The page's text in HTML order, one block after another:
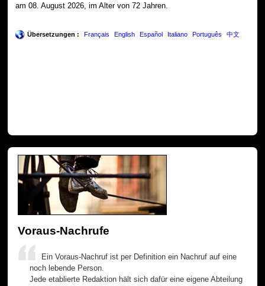
am 08. August 2026, im Alter von 72 Jahren.
Übersetzungen : Français English Español Italiano Português 中文
Voraus-Nachrufe
Ein Voraus-Nachruf ist per Definition ein Nachruf auf eine
noch lebende Person.
Jede etablierte Redaktion hält sich dafür eine eigene Abteilung